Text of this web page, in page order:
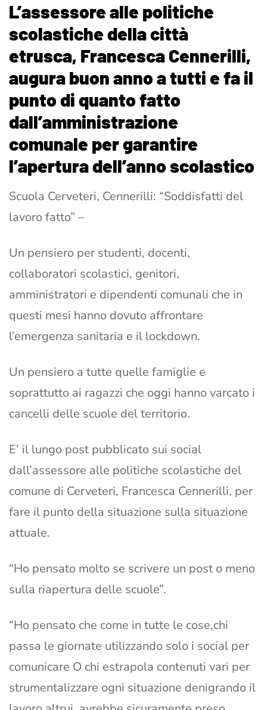
L’assessore alle politiche
scolastiche della città
etrusca, Francesca Cennerilli,
augura buon anno a tutti e fa il
punto di quanto fatto
dall’amministrazione
comunale per garantire
l’apertura dell’anno scolastico
Scuola Cerveteri, Cennerilli: “Soddisfatti del
lavoro fatto” –
Un pensiero per studenti, docenti,
collaboratori scolastici, genitori,
amministratori e dipendenti comunali che in
questi mesi hanno dovuto affrontare
l’emergenza sanitaria e il lockdown.
Un pensiero a tutte quelle famiglie e
soprattutto ai ragazzi che oggi hanno varcato i
cancelli delle scuole del territorio.
E’ il lungo post pubblicato sui social
dall’assessore alle politiche scolastiche del
comune di Cerveteri, Francesca Cennerilli, per
fare il punto della situazione sulla situazione
attuale.
“Ho pensato molto se scrivere un post o meno
sulla riapertura delle scuole”.
“Ho pensato che come in tutte le cose,chi
passa le giornate utilizzando solo i social per
comunicare O chi estrapola contenuti vari per
strumentalizzare ogni situazione denigrando il